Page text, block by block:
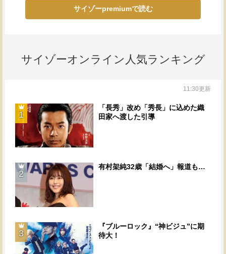
サイゾーpremiumで読む
サイゾーオンライン人気ランキング
11:30更新
1
「長秀」改め「秀長」に込めた織
田家へ渡した引導
2
有村架純32歳「結婚へ」報道も…
3
『ブルーロック』“神ビジュ”に期
待大！